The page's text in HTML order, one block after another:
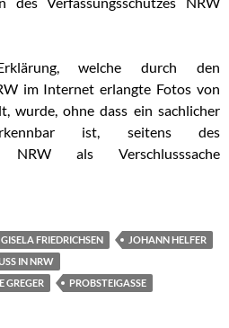
welche durch den
im Internet erlangte Fotos von
wurde, ohne dass ein sachlicher
ist, seitens des
NRW als Verschlusssache
GISELA FRIEDRICHSEN
JOHANN HELFER
IN NRW
GREGER
PROBSTEIGASSE